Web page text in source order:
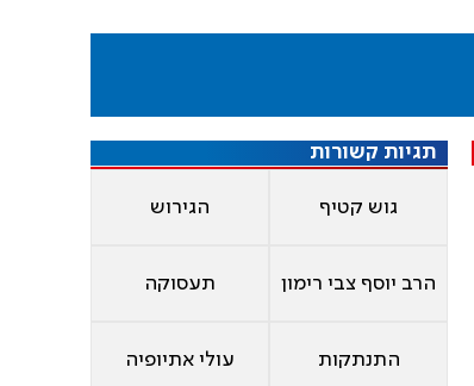
תגיות קשורות
גוש קטיף הגירוש
הרב יוסף צבי רימון תעסוקה
התנתקות עולי אתיופיה